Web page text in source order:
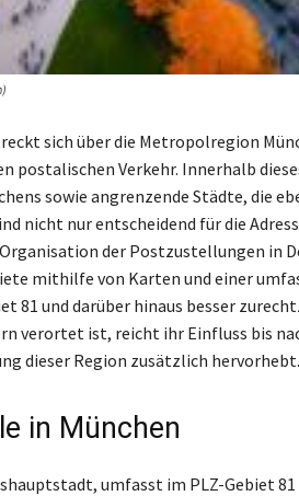
sich über die Metropolregion
postalischen Verkehr. Innerhalb
sowie angrenzende Städte, die
nicht nur entscheidend für die
der Postzustellungen in
mithilfe von Karten und einer
81 und darüber hinaus besser
verortet ist, reicht ihr Einfluss bis
dieser Region zusätzlich hervorhebt.
in München
umfasst im PLZ-Gebiet